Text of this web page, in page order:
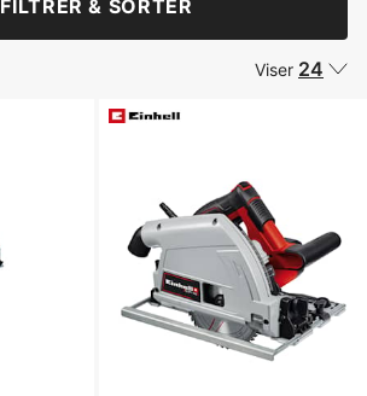
FILTRER & SORTER
Viser 24